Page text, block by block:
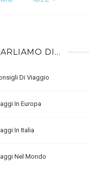
DI…
Di Viaggio
In Europa
In Italia
Nel Mondo